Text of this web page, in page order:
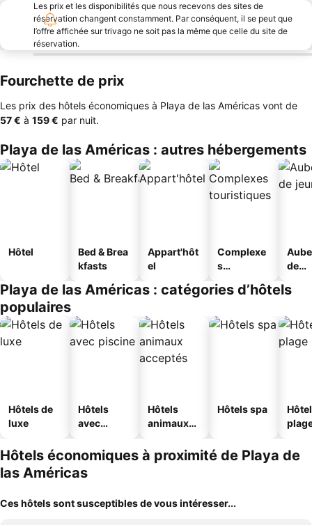
Les prix et les disponibilités que nous recevons des sites de
réservation changent constamment. Par conséquent, il se peut que
l’offre affichée sur trivago ne soit pas la même que celle du site de
réservation.
Fourchette de prix
Les prix des hôtels économiques à Playa de las Américas vont de
‎57 € à ‎159 € par nuit.
Playa de las Américas : autres hébergements
Hôtel
Bed & Brea
kfasts
Appart'hôt
el
Complexe
s
s
de
Playa de las Américas : catégories d’hôtels
populaires
Hôtels de
luxe
Hôtels
avec
Hôtels
animaux
Hôtels spa
Hôtels économiques à proximité de Playa de
las Américas
Ces hôtels sont susceptibles de vous intéresser...